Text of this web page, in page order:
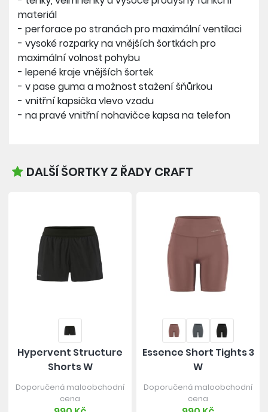
materiál
- perforace po stranách pro maximální ventilaci
- vysoké rozparky na vnějších šortkách pro
maximální volnost pohybu
- lepené kraje vnějších šortek
- v pase guma a možnost stažení šňůrkou
- vnitřní kapsička vlevo vzadu
- na pravé vnitřní nohavičce kapsa na telefon
DALŠÍ ŠORTKY Z ŘADY CRAFT
Hypervent Structure
Shorts W
Doporučená maloobchodní
cena
Essence Short Tights 3
W
Doporučená maloobchodní
cena